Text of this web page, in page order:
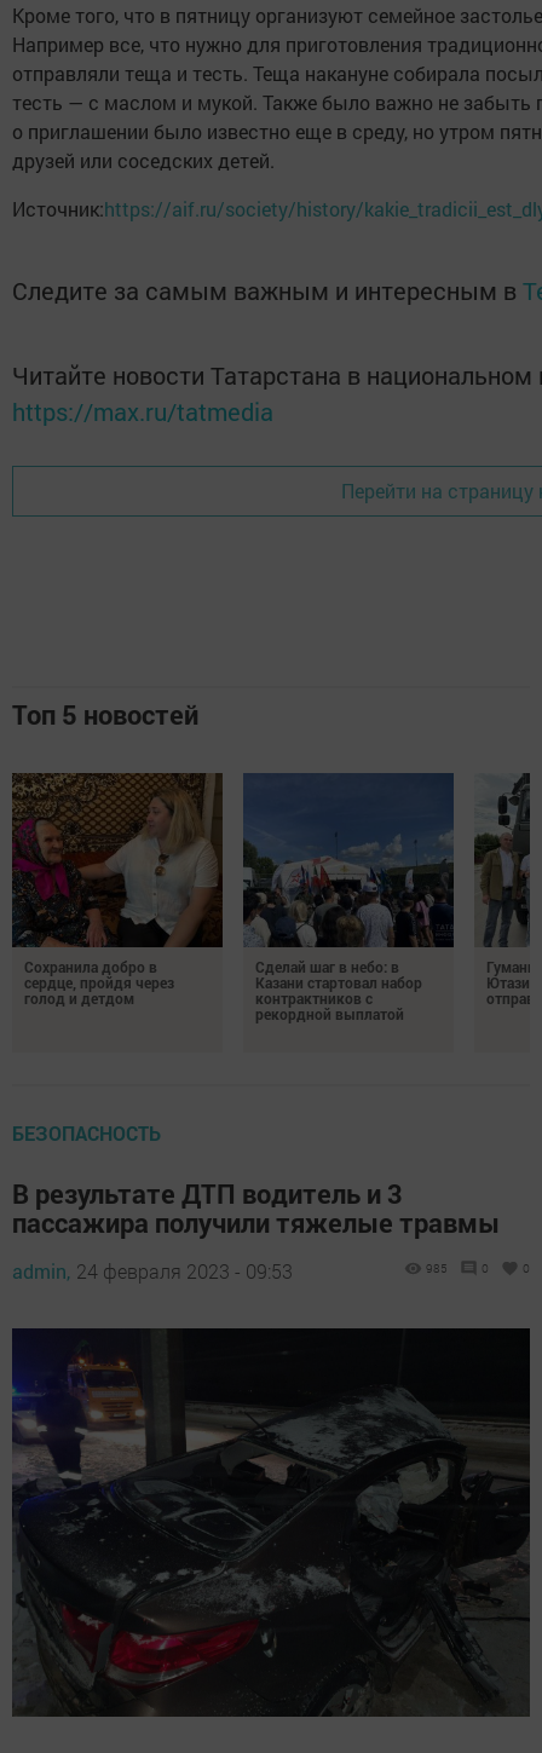
Кроме того, что в пятницу организуют семейное
Например все, что нужно для приготовления
отправляли теща и тесть. Теща накануне собирала
тесть — с маслом и мукой. Также было важно не забыть
о приглашении было известно еще в среду, но утром
друзей или соседских детей.
Источник:https://aif.ru/society/history/
Следите за самым важным и интересным в
Читайте новости Татарстана в
https://max.ru/tatmedia
Перейти на страницу
Топ 5 новостей
Сохранила добро в
сердце, пройдя через
голод и детдом
Сделай шаг в небо: в
Казани стартовал набор
контрактников с
рекордной выплатой
БЕЗОПАСНОСТЬ
В результате ДТП водитель и 3
пассажира получили тяжелые травмы
admin, 24 февраля 2023 - 09:53 985 0 0